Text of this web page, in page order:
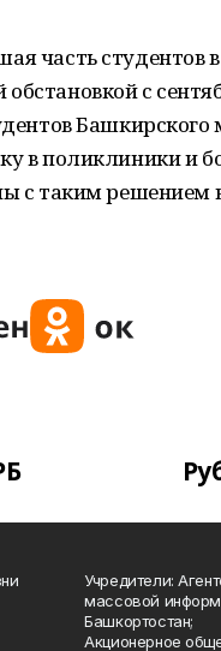
часть студентов
с
в поликлиники
с таким решением
Учредители:
массовой
Башкортостан;
Акционерное